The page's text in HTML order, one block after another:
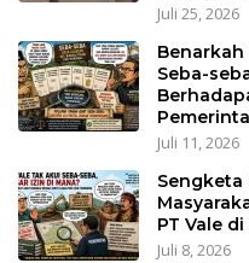
Juli 25, 2026
Seba-
Juli 11, 2026
Sengketa
PT Vale
Juli 8, 2026